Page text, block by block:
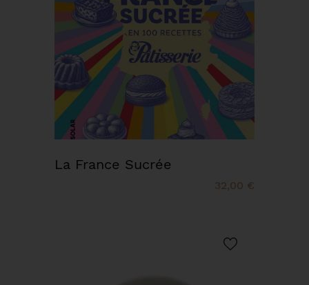
La France Sucrée
32,00 €